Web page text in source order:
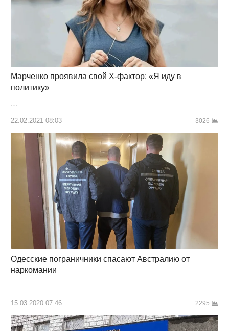
Марченко проявила свой Х-фактор: «Я иду в
политику»
…
22.02.2021 08:03 3026
Одесские пограничники спасают Австралию от
наркомании
15.03.2020 07:46 2295